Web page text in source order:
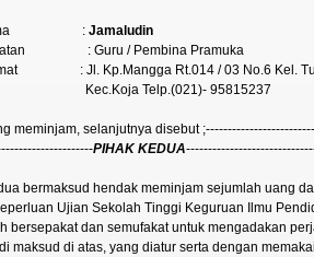
: Jamaludin
: Guru / Pembina Pramuka
: Jl. Kp.Mangga Rt.014 / 03 No.6 Kel.
Kec.Koja Telp.(021)- 95815237
meminjam, selanjutnya disebut
PIHAK KEDUA
bermaksud hendak meminjam sejumlah uang
Ujian Sekolah Tinggi Keguruan Ilmu
bersepakat dan semufakat untuk mengadakan
maksud di atas, yang diatur serta dengan